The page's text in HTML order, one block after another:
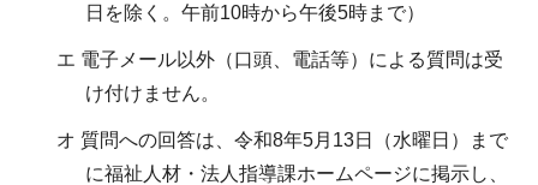
日を除く。午前10時から午後5時まで）
エ 電子メール以外（口頭、電話等）による質問は受
け付けません。
オ 質問への回答は、令和8年5月13日（水曜日）まで
に福祉人材・法人指導課ホームページに掲示し、